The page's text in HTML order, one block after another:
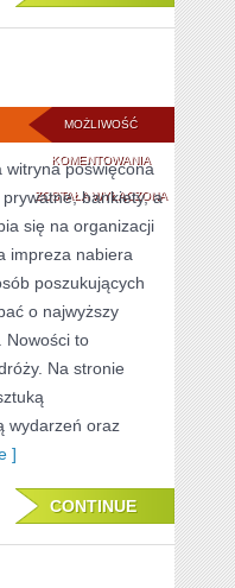
MOŻLIWOŚĆ
KOMENTOWANIAALKOHOLE
Z
PODRÓŻY
ZOSTAŁA WYŁĄCZONA
witryna poświęcona
bankiety, a
się na organizacji
impreza nabiera
poszukujących
o najwyższy
Nowości to
Na stronie
wydarzeń oraz
]
CONTINUE